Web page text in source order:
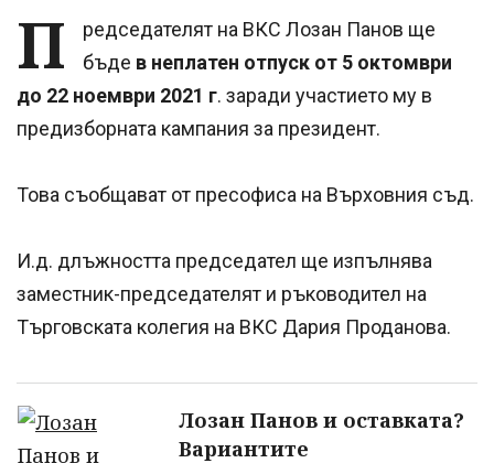
П
редседателят на ВКС Лозан Панов ще
бъде в неплатен отпуск от 5 октомври
до 22 ноември 2021 г. заради участието му в
предизборната кампания за президент.
Това съобщават от пресофиса на Върховния съд.
И.д. длъжността председател ще изпълнява
заместник-председателят и ръководител на
Търговската колегия на ВКС Дария Проданова.
Лозан Панов и оставката?
Вариантите